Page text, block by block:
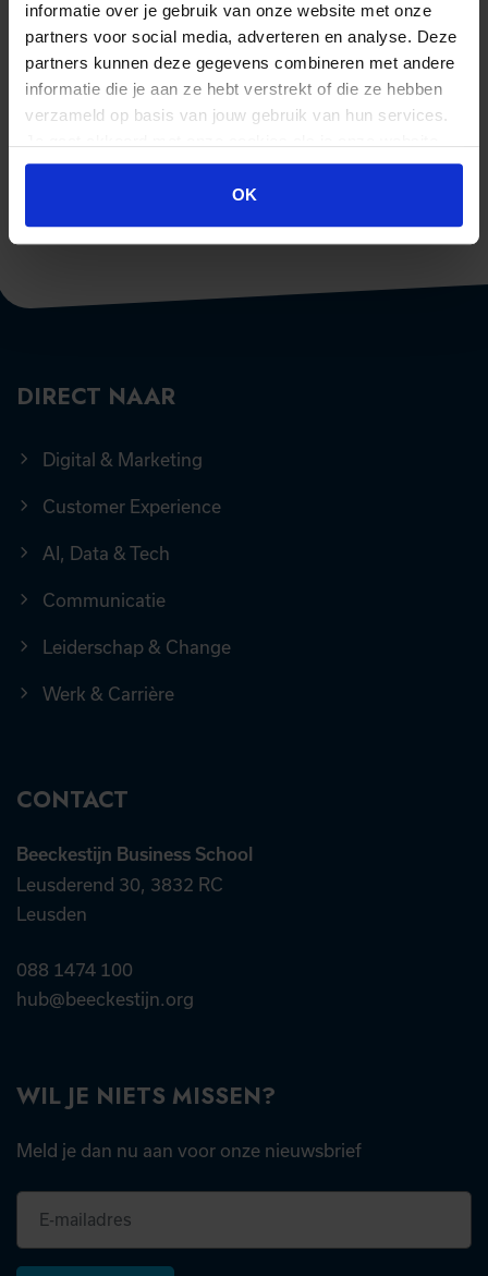
informatie over je gebruik van onze website met onze
partners voor social media, adverteren en analyse. Deze
partners kunnen deze gegevens combineren met andere
informatie die je aan ze hebt verstrekt of die ze hebben
verzameld op basis van jouw gebruik van hun services.
blijft gebruiken.
OK
LEIDERSCHAP & CHANGE
DIVERSITEIT EN INCLUSIE BINNEN
DIRECT NAAR
Digital & Marketing
Customer Experience
AI, Data & Tech
Communicatie
Leiderschap & Change
Werk & Carrière
CONTACT
Beeckestijn Business School
Leusderend 30, 3832 RC
Leusden
088 1474 100
hub@beeckestijn.org
WIL JE NIETS MISSEN?
Meld je dan nu aan voor onze nieuwsbrief